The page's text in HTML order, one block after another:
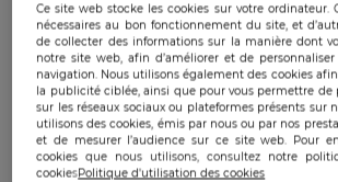
Ce site web stocke les cookies sur votre ordinateur.
nécessaires au bon fonctionnement du site, et
de collecter des informations sur la manière dont
notre site web, afin d’améliorer et de
navigation. Nous utilisons également des cookies
la publicité ciblée, ainsi que pour vous permettre de
sur les réseaux sociaux ou plateformes présents sur
utilisons des cookies, émis par nous ou par nos
et de mesurer l’audience sur ce site web. Pour
cookies que nous utilisons, consultez notre
cookiesPolitique d'utilisation des cookies